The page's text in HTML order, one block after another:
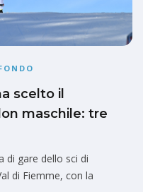
scelto il
maschile: tre
di gare dello sci di
di Fiemme, con la